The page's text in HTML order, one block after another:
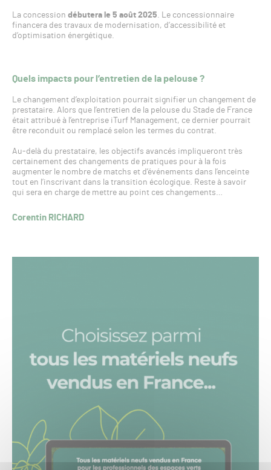
La concession débutera le 5 août 2025. Le concessionnaire
financera des travaux de modernisation, d’accessibilité et
d’optimisation énergétique.
Quels impacts pour l’entretien de la pelouse ?
Le changement d’exploitation pourrait signifier un changement de
prestataire. Alors que l’entretien de la pelouse du Stade de France
était attribué à l’entreprise iTurf Management, ce dernier pourrait
être reconduit ou remplacé selon les termes du contrat.
Au-delà du prestataire, les objectifs avancés impliqueront très
certainement des changements de pratiques pour à la fois
augmenter le nombre de matchs et d’événements dans l’enceinte
tout en l’inscrivant dans la transition écologique. Reste à savoir
qui sera en charge de mettre au point ces changements…
Corentin RICHARD